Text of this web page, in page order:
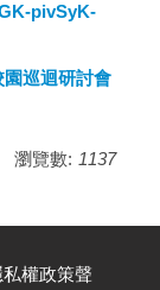
pivSyK-
巡迴研討會
瀏覽數: 1137
私權政策聲